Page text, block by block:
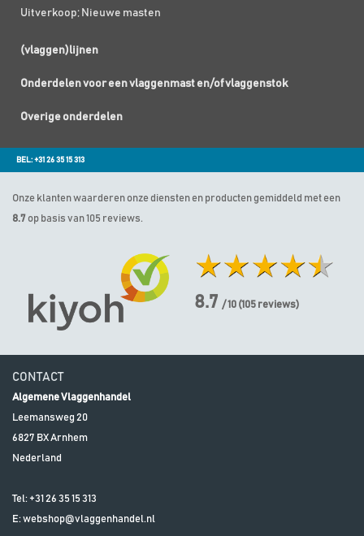
Uitverkoop; Nieuwe masten
(vlaggen)lijnen
Onderdelen voor een vlaggenmast en/of vlaggenstok
Overige onderdelen
BEL: +31 26 35 15 313
Onze klanten waarderen onze diensten en producten gemiddeld met een
8.7 op basis van 105 reviews.
8.7 / 10 (105 reviews)
CONTACT
Algemene Vlaggenhandel
Leemansweg 20
6827 BXArnhem
Nederland
Tel: +31 26 35 15 313
E:webshop@vlaggenhandel.nl